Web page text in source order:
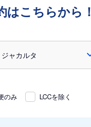
はこちらから！
のみ LCCを除く